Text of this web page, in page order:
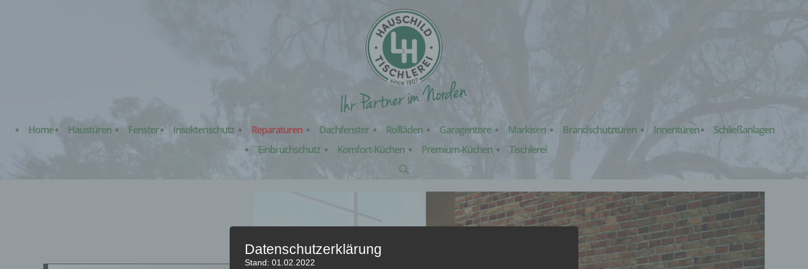
Home Haustüren Fenster Insektenschutz Reparaturen Dachfenster Rollläden Garagentore Markisen Brandschutztüren Innentüren
Schließanlagen
Einbruchschutz
Komfort-Küchen Premium-Küchen Tischlerei
Datenschutzerklärung
Stand: 01.02.2022